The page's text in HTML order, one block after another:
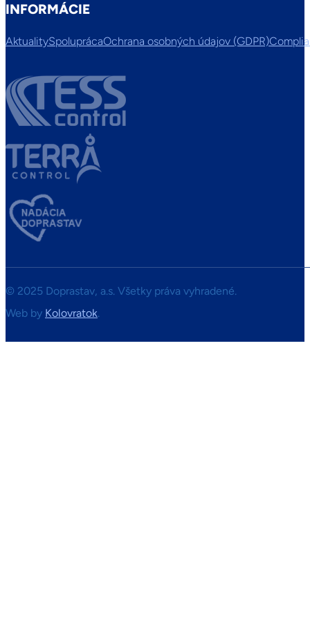
INFORMÁCIE
AktualitySpoluprácaOchrana osobných údajov (GDPR)
© 2025 Doprastav, a.s. Všetky práva vyhradené.
Web by Kolovratok.